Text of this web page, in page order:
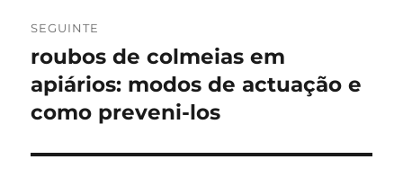
SEGUINTE
Artigo
seguinte:
roubos de colmeias em
apiários: modos de actuação e
como preveni-los